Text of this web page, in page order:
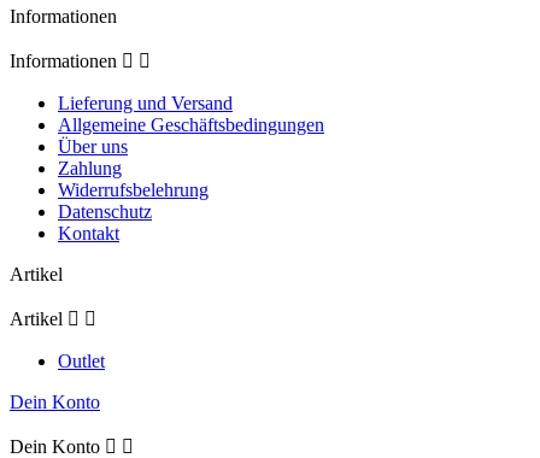
Informationen
Informationen  
Lieferung und Versand
Allgemeine Geschäftsbedingungen
Über uns
Zahlung
Widerrufsbelehrung
Datenschutz
Kontakt
Artikel
Artikel  
Outlet
Dein Konto
Dein Konto  